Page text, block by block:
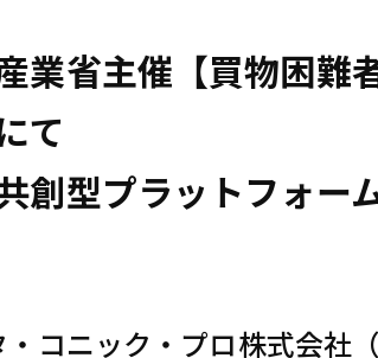
業省主催【買物困難
て
創型プラットフォー
コニック・プロ株式会社